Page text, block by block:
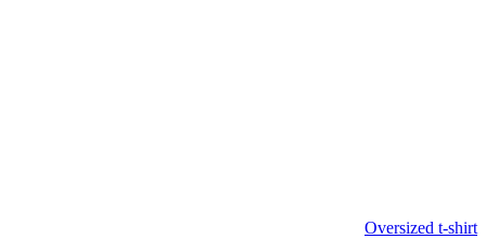
Oversized t-shirt